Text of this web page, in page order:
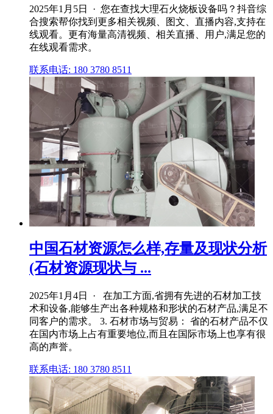
2025年1月5日 · 您在查找大理石火烧板设备吗？抖音综
合搜索帮你找到更多相关视频、图文、直播内容,支持在
线观看。更有海量高清视频、相关直播、用户,满足您的
在线观看需求。
联系电话: 180 3780 8511
中国石材资源怎么样,存量及现状分析
(石材资源现状与 ...
2025年1月4日 · 在加工方面,省拥有先进的石材加工技
术和设备,能够生产出各种规格和形状的石材产品,满足不
同客户的需求。 3. 石材市场与贸易： 省的石材产品不仅
在国内市场上占有重要地位,而且在国际市场上也享有很
高的声誉。
联系电话: 180 3780 8511